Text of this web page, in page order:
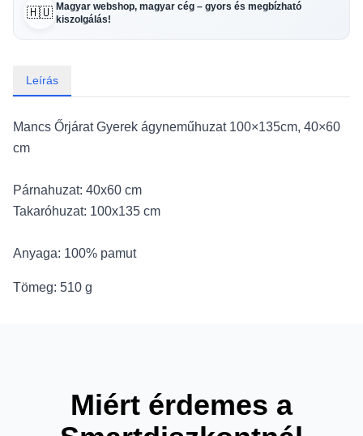
🇭🇺 Magyar webshop, magyar cég – gyors és megbízható
kiszolgálás!
Leírás
Mancs Őrjárat Gyerek ágyneműhuzat 100×135cm, 40×60
cm
Párnahuzat: 40x60 cm
Takaróhuzat: 100x135 cm
Anyaga: 100% pamut
Tömeg: 510 g
Miért érdemes a